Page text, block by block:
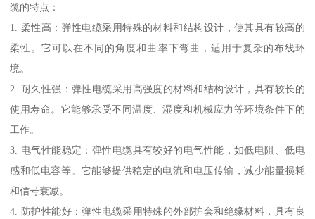
缆的特点：
1. 柔性高：弹性电缆采用特殊的材料和结构设计，使其具有较高的
柔性。它可以在不同的角度和曲率下弯曲，适用于复杂的布线环
境。
2. 耐久性强：弹性电缆采用高强度的材料和结构设计，具有较长的
使用寿命。它能够承受不同温度、湿度和机械应力等环境条件下的
工作。
3. 电气性能稳定：弹性电缆具有较好的电气性能，如低电阻、低电
感和低电容等。它能够提供稳定的电流和电压传输，减少能量损耗
和信号衰减。
4. 防护性能好：弹性电缆采用特殊的外部护套和绝缘材料，具有良